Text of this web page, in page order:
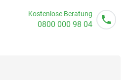
Kostenlose Beratung
0800 000 98 04